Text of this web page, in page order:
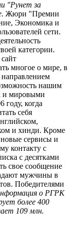
"Рунет за
. Жюри "Премии
Экономика и
сети.
категории.
многое о мире, в
нашим
и мировыми
когда
себя
и хинди. Кроме
сервисы и
контакту с
с десятками
свое сообщение
мужчины в
Победителями
о РГРК
более 400
109 млн.